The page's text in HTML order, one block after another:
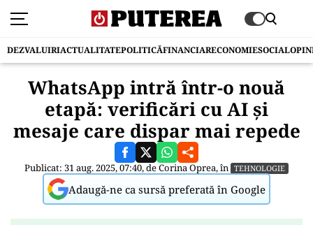
DEZVALUIRIACTUALITATEPOLITICĂFINANCIARECONOMIESOCIAL
WhatsApp intră într-o nouă
etapă: verificări cu AI și
mesaje care dispar mai repede
Publicat: 31 aug. 2025, 07:40, deCorina Oprea, în TEHNOLOGIE
Adaugă-ne ca sursă preferată în Google